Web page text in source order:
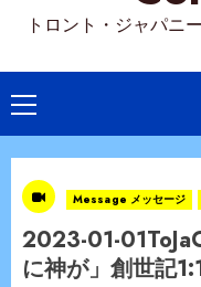
トロント・ジャパニ
Primary
Menu
Message メッセージ
2023-01-
に神が」創世記